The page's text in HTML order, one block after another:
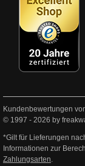
Kundenbewertungen
© 1997 - 2026 by
*Gilt für Lieferungen
Informationen zur
Zahlungsarten.